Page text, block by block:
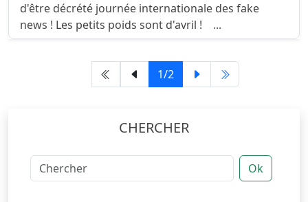
d'être décrété journée internationale des fake
news ! Les petits poids sont d'avril ! ...
1/2
CHERCHER
Ok